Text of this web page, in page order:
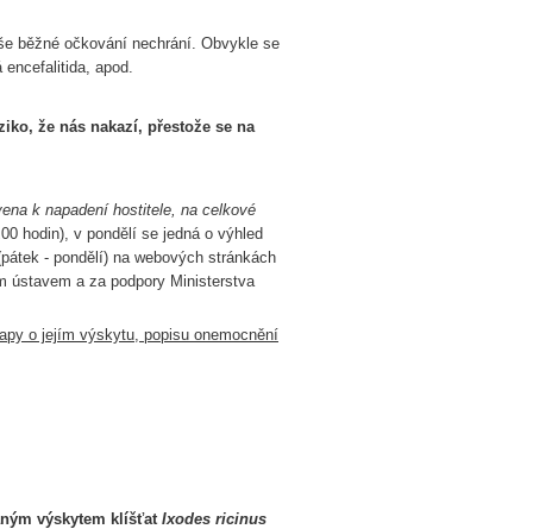
běžné očkování nechrání. Obvykle se
apod.
že nás nakazí, přestože se na
k napadení hostitele, na celkové
hodin), v pondělí se jedná o výhled
- pondělí) na webových stránkách
ústavem a za podpory Ministerstva
o jejím výskytu, popisu onemocnění
výskytem klíšťat Ixodes ricinus